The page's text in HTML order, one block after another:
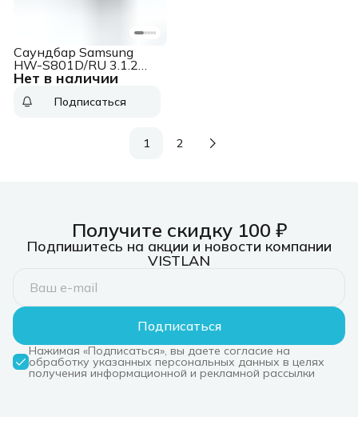
Нет в наличии
Саундбар Samsung
HW-S801D/RU 3.1.2
200Вт+130Вт белый
Подписаться
1 2
Получите скидку 100 ₽
Подпишитесь на акции и новости компании
VISTLAN
Подписаться
Нажимая «Подписаться», вы даете согласие на
обработку указанных персональных данных в целях
получения информационной и рекламной рассылки